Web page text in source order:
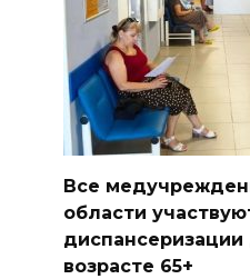
Все
области
возрасте 65+